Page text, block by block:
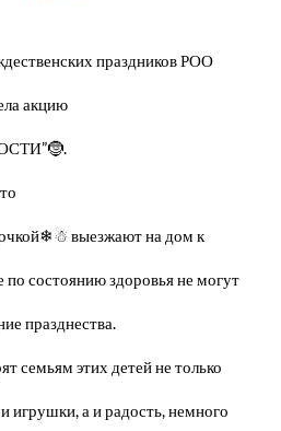
праздников РОО
акцию
выезжают на дом к
состоянию здоровья не могут
празднества.
семьям этих детей не только
игрушки, а и радость, немного